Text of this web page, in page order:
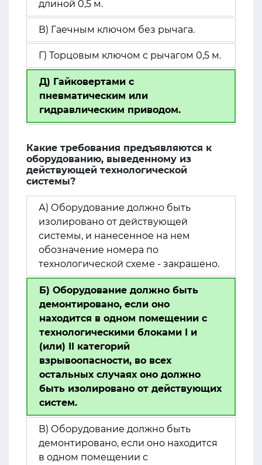
длиной 0,5 м.
В) Гаечным ключом без рычага.
Г) Торцовым ключом с рычагом 0,5 м.
Д) Гайковертами с
пневматическим или
гидравлическим приводом.
Какие требования предъявляются к
оборудованию, выведенному из
действующей технологической
системы?
А) Оборудование должно быть
изолировано от действующей
системы, и нанесенное на нем
обозначение номера по
технологической схеме - закрашено.
Б) Оборудование должно быть
демонтировано, если оно
находится в одном помещении с
технологическими блоками I и
(или) II категорий
взрывоопасности, во всех
остальных случаях оно должно
быть изолировано от действующих
систем.
В) Оборудование должно быть
демонтировано, если оно находится
в одном помещении с